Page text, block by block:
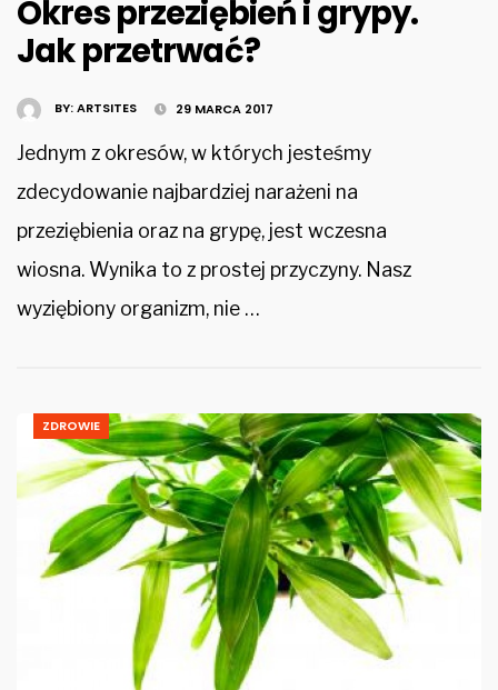
Okres przeziębień i grypy.
Jak przetrwać?
BY:ARTSITES 29 MARCA 2017
Jednym z okresów, w których jesteśmy
zdecydowanie najbardziej narażeni na
przeziębienia oraz na grypę, jest wczesna
wiosna. Wynika to z prostej przyczyny. Nasz
wyziębiony organizm, nie …
ZDROWIE